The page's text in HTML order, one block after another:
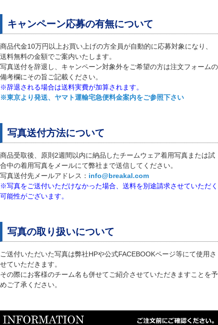
キャンペーン応募の有無について
商品代金10万円以上お買い上げの方全員が自動的に応募対象になり、
送料無料の金額でご案内いたします。
写真送付を辞退し、キャンペーン対象外をご希望の方は注文フォームの
備考欄にその旨ご記載ください。
※辞退される場合は送料実費が加算されます。
※東京より発送、ヤマト運輸宅急便料金案内をご参照下さい
写真送付方法について
商品受取後、原則2週間以内に納品したチームウェア着用写真または試
合中の着用写真をメールにて弊社まで送信してください。
写真送付先メールアドレス： info@breakal.com
※写真をご送付いただけなかった場合、送料を別途請求させていただく
可能性がございます。
写真の取り扱いについて
ご送付いただいた写真は弊社HPや公式FACEBOOKページ等にて使用さ
せていただきます。
その際にお客様のチーム名も併せてご紹介させていただきますことを予
めご了承ください。